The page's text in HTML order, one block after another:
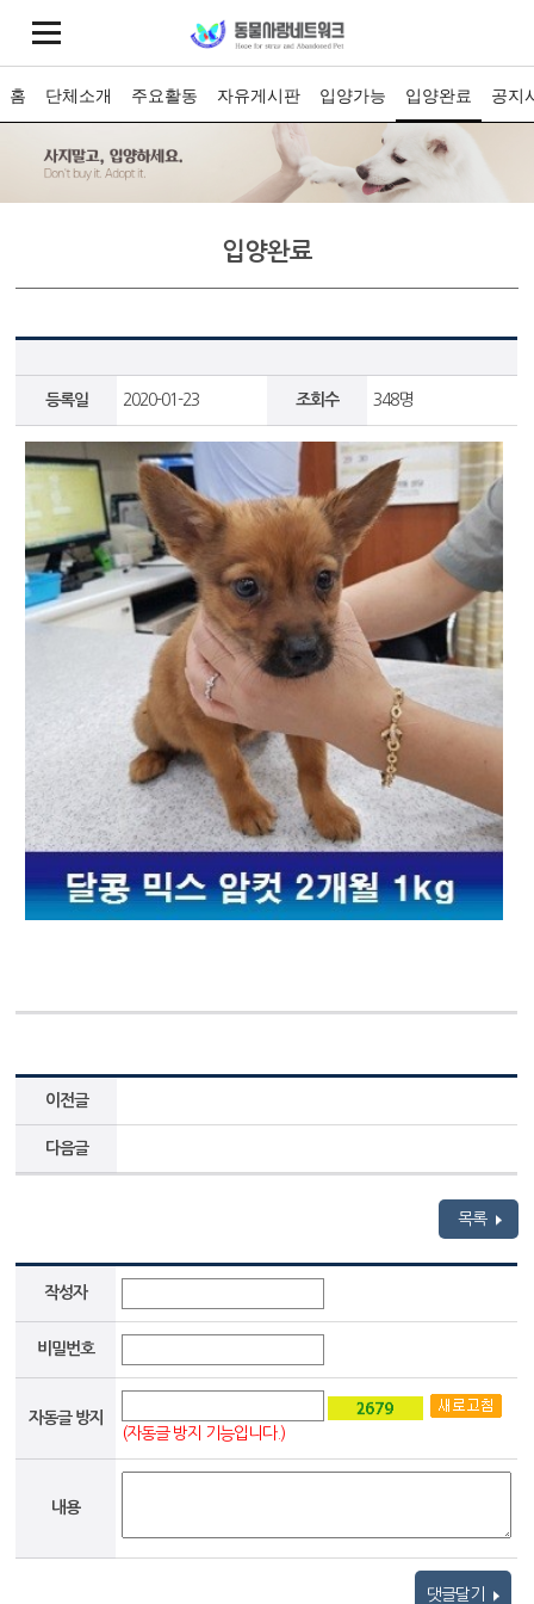
홈 단체소개 주요활동 자유게시판 입양가능 입양완료 공지
입양완료
등록일 2020-01-23 조회수 348명
이전글
다음글
목록
작성자
비밀번호
자동글 방지
(자동글 방지 기능입니다.)
내용
댓글달기